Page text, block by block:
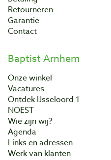
Retourneren
Garantie
Contact
Baptist Arnhem
Onze winkel
Vacatures
Ontdek IJsseloord 1
NOEST
Wie zijn wij?
Agenda
Links en adressen
Werk van klanten